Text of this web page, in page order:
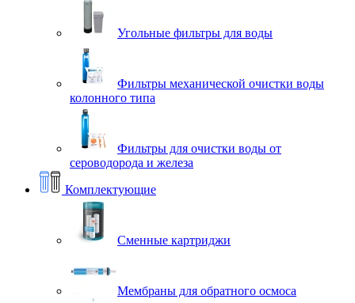
Угольные фильтры для воды
Фильтры механической очистки воды
колонного типа
Фильтры для очистки воды от
сероводорода и железа
Комплектующие
Сменные картриджи
Мембраны для обратного осмоса